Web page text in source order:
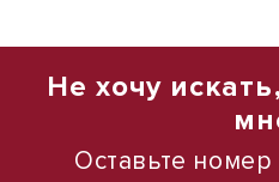
Не хочу
Оставьте